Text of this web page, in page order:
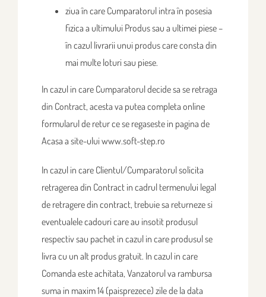
ziua în care Cumparatorul intra în posesia
fizica a ultimului Produs sau a ultimei piese –
în cazul livrarii unui produs care consta din
mai multe loturi sau piese.
In cazul in care Cumparatorul decide sa se retraga
din Contract, acesta va putea completa online
formularul de retur ce se regaseste in pagina de
Acasa a site-ului www.soft-step.ro
In cazul in care Clientul/Cumparatorul solicita
retragerea din Contract in cadrul termenului legal
de retragere din contract, trebuie sa returneze si
eventualele cadouri care au insotit produsul
respectiv sau pachet in cazul in care produsul se
livra cu un alt produs gratuit. In cazul in care
Comanda este achitata, Vanzatorul va rambursa
suma in maxim 14 (paisprezece) zile de la data